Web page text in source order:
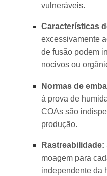
vulneráveis.
Características
excessivamente
de fusão podem
nocivos ou
Normas de
à prova de
COAs são
produção.
Rastreabilidade:
moagem para
independente da